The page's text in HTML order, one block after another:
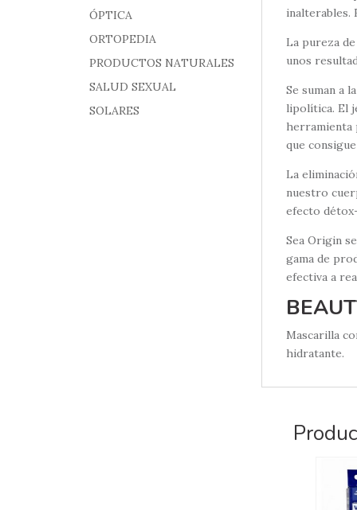
inalterables.
La pureza
unos
Se suman a
lipolítica. El
herramienta
que
La
nuestro
efecto
Sea Origin
gama de
efectiva a
Mascarilla
hidratante.
ÓPTICA
ORTOPEDIA
PRODUCTOS NATURALES
SALUD SEXUAL
SOLARES